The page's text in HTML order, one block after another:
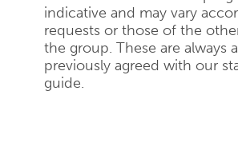
indicative and may vary
requests or those of the
the group. These are always
previously agreed with our
guide.